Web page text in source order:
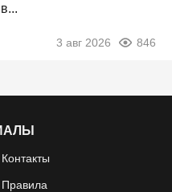
3 авг 2026 846
Контакты
Правила